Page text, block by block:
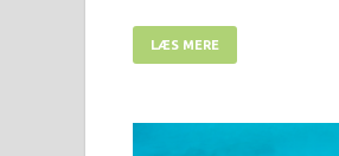
LÆS MERE